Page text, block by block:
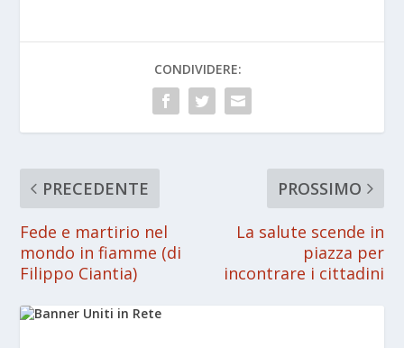
CONDIVIDERE:
PRECEDENTE
Fede e martirio nel
mondo in fiamme (di
Filippo Ciantia)
PROSSIMO
La salute scende in
piazza per
incontrare i cittadini